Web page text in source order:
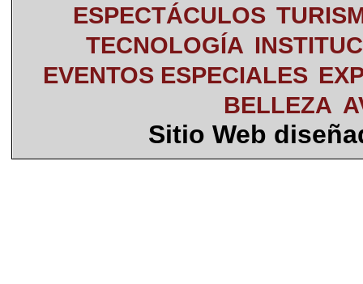
ESPECTÁCULOS
TECNOLOGÍA
EVENTOS ESPECIALES
BELLEZA
Sitio Web